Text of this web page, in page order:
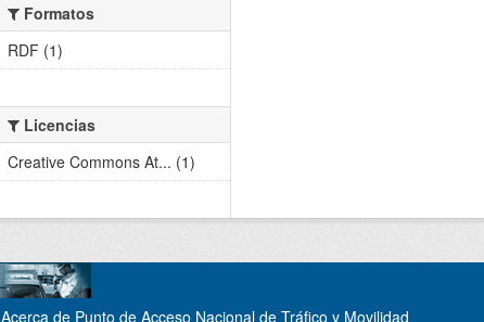
Formatos
RDF (1)
Licencias
Creative Commons At... (1)
Acerca de Punto de Acceso Nacional de Tráfico y Movilidad